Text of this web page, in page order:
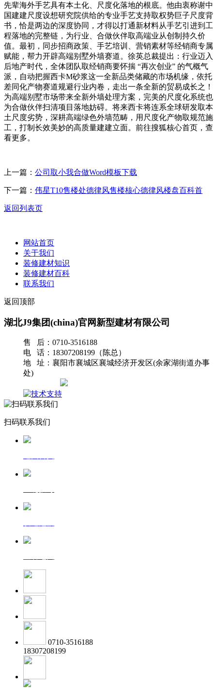
先辈海外手艺具有本土化、尺度化落地的根底。他由衷称谢中
国建建尺度设想研究院供给的专业手艺支持取权势巨子尺度背
书，恰是两边的深度协同，才得以打通新材料从手艺引进到工
程落地的完整链，为行业、合做伙伴取高端业从创制持久价
值。最初，同步招商政策、手艺培训、营销素材等经销商专属
赋能，帮力开辟高端别墅外墙赛道。徐英总裁提出：行业迈入
后地产时代，全体团队取经销商要怀揣 “再次创业” 的气概气
派，自动把握西卡M砂浆这一全新品类储藏的市场机缘，依托
差同化产物赛道规避行业内卷，走出一条全新的贸易成长之！
为高端别墅市场带来全新外墙处理方案，完美的尺度化系统也
为合做伙伴扫清项目落地妨碍。将来西卡将连系全球研发取本
土尺度劣势，深耕高端绿色外墙范畴，用尺度化产物取规范施
工，打制长效美妙的高质量建建立面。前往搜狐核心首页，查
看更多。
上一篇： 公司取小我合做Word模板下载
下一篇： 伟星T10售楼处德律风售楼核心德律风楼盘百科首
返回列表页
网站首页
关于我们
装修建材知识
装修建材百科
联系我们
返回顶部
湖北J9集团(china)官网新型建材有限公司
售 后：0710-3516188
电 话：18307208199（陈总）
地 址：襄阳市襄城区襄城经济开发区(余家湖街道办事
处)
扫码联系我们
0710-3516188
18307208199